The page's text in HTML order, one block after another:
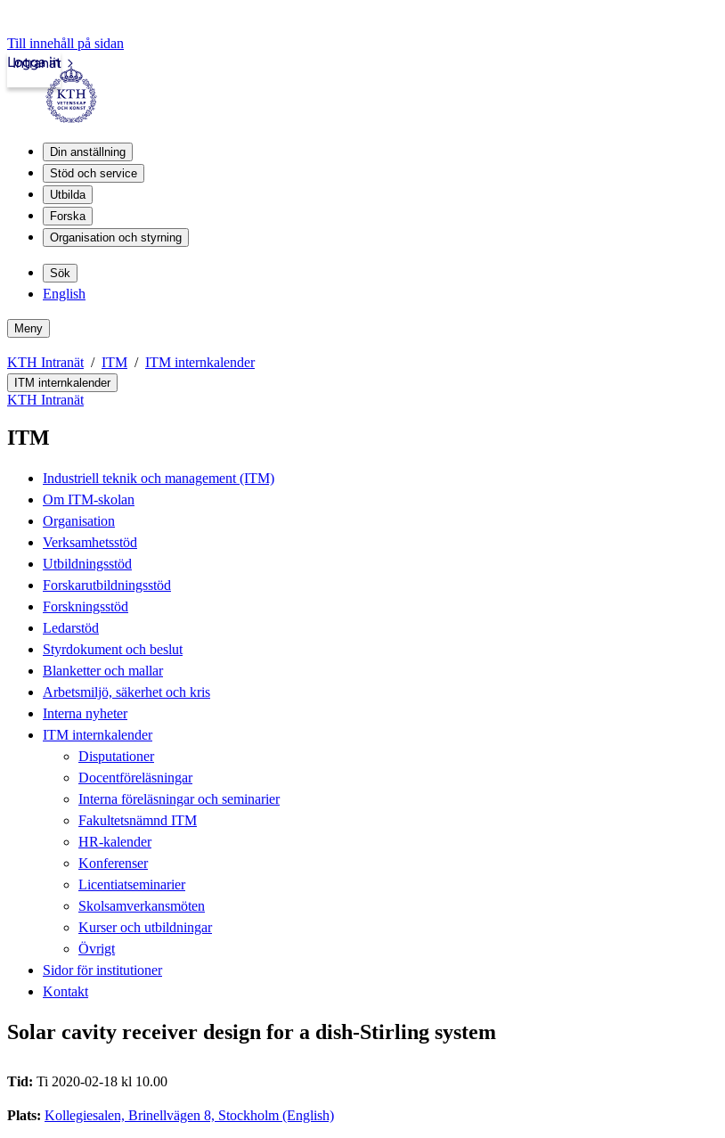
Till innehåll på sidan
Intranät
Logga in
Din anställning
Stöd och service
Utbilda
Forska
Organisation och styrning
Sök
English
Meny
KTH Intranät ITM ITM internkalender
ITM internkalender
KTH Intranät
ITM
Industriell teknik och management (ITM)
Om ITM-skolan
Organisation
Verksamhetsstöd
Utbildningsstöd
Forskarutbildningsstöd
Forskningsstöd
Ledarstöd
Styrdokument och beslut
Blanketter och mallar
Arbetsmiljö, säkerhet och kris
Interna nyheter
ITM internkalender
Disputationer
Docentföreläsningar
Interna föreläsningar och seminarier
Fakultetsnämnd ITM
HR-kalender
Konferenser
Licentiatseminarier
Skolsamverkansmöten
Kurser och utbildningar
Övrigt
Sidor för institutioner
Kontakt
Solar cavity receiver design for a dish-Stirling system
Tid: Ti 2020-02-18 kl 10.00
Plats: Kollegiesalen, Brinellvägen 8, Stockholm (English)